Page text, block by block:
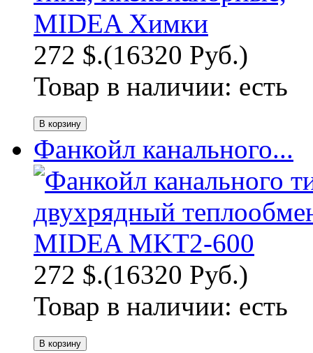
272 $.(16320 Руб.)
Товар в наличии: есть
Фанкойл канального...
272 $.(16320 Руб.)
Товар в наличии: есть